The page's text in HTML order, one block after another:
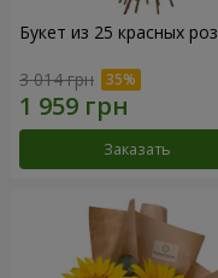
Букет из 25 красных роз
3 014 грн
Заказать